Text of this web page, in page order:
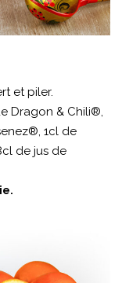
et piler.
Dragon & Chili®,
1cl de
de jus de